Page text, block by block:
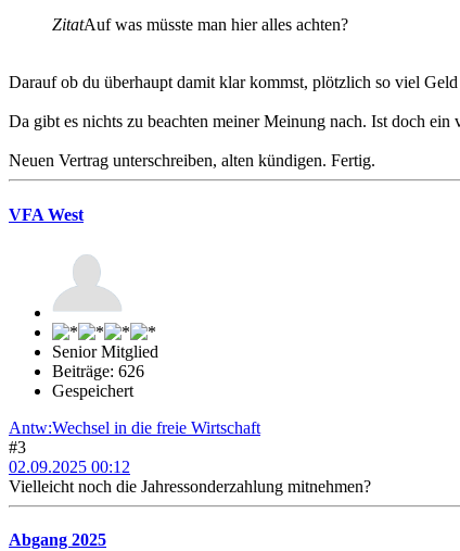
ZitatAuf was müsste man hier alles achten?
Darauf ob du überhaupt damit klar kommst, plötzlich so viel
Da gibt es nichts zu beachten meiner Meinung nach. Ist doch
Neuen Vertrag unterschreiben, alten kündigen. Fertig.
VFA West
Senior Mitglied
Beiträge: 626
Gespeichert
Antw:Wechsel in die freie Wirtschaft
#3
02.09.2025 00:12
Vielleicht noch die Jahressonderzahlung mitnehmen?
Abgang 2025